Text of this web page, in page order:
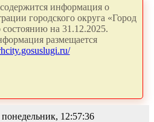
информация о
городского округа «Город
состоянию на 31.12.2025.
размещается
понедельник, 12:57:36